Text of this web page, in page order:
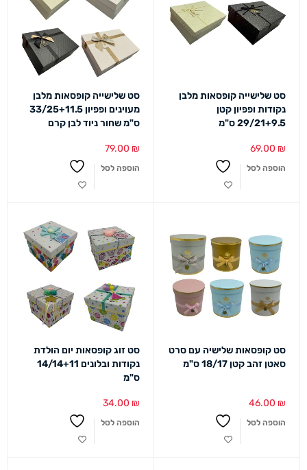
סט שלישייה קופסאות מלבן
נקודות ופפיון קטן
29/21+9.5 ס"מ
69.00 ₪
הוספה לסל
סט שלישייה קופסאות מלבן
מעוינים ופפיון 33/25+11.5
ס"מ שחור ניוד לבן קרם
79.00 ₪
הוספה לסל
סט קופסאות שלישיה עם סרט
סאטן זהב קטן 18/17 ס"מ
46.00 ₪
הוספה לסל
סט זוג קופסאות יום הולדת
נקודות ובלונים 14/14+11
ס"מ
34.00 ₪
הוספה לסל